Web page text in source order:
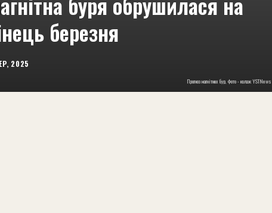
березня
2025
Прогноз магнітних бур, фото - колаж YSТNews